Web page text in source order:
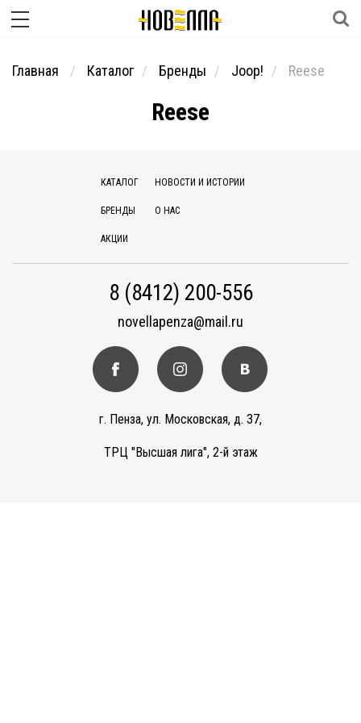
Главная Каталог Бренды Joop! Reese
Reese
КАТАЛОГ
БРЕНДЫ
АКЦИИ
НОВОСТИ И ИСТОРИИ
О НАС
8 (8412) 200-556
novellapenza@mail.ru
г. Пенза, ул. Московская, д. 37,
ТРЦ "Высшая лига", 2-й этаж